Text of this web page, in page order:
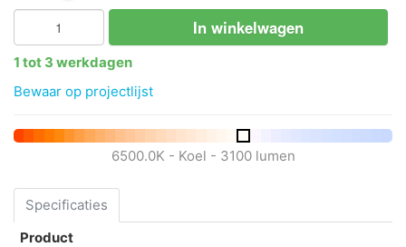
In winkelwagen
1 tot 3 werkdagen
Bewaar op projectlijst
6500.0K - Koel - 3100 lumen
Specificaties
Product